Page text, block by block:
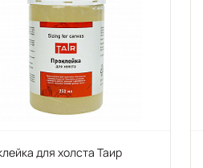
для холста Таир